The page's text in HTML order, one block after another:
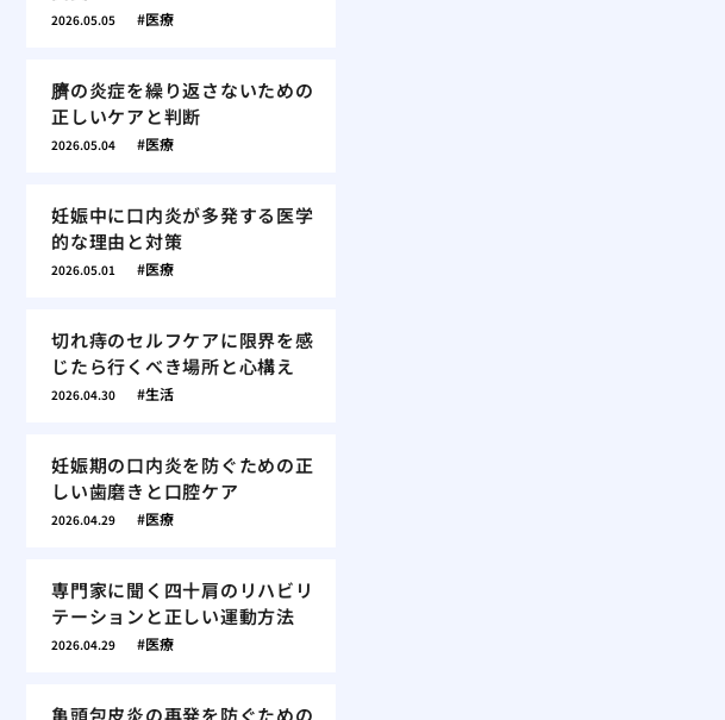
2026.05.05 医療
臍の炎症を繰り返さないための
正しいケアと判断
2026.05.04 医療
妊娠中に口内炎が多発する医学
的な理由と対策
2026.05.01 医療
切れ痔のセルフケアに限界を感
じたら行くべき場所と心構え
2026.04.30 生活
妊娠期の口内炎を防ぐための正
しい歯磨きと口腔ケア
2026.04.29 医療
専門家に聞く四十肩のリハビリ
テーションと正しい運動方法
2026.04.29 医療
亀頭包皮炎の再発を防ぐための